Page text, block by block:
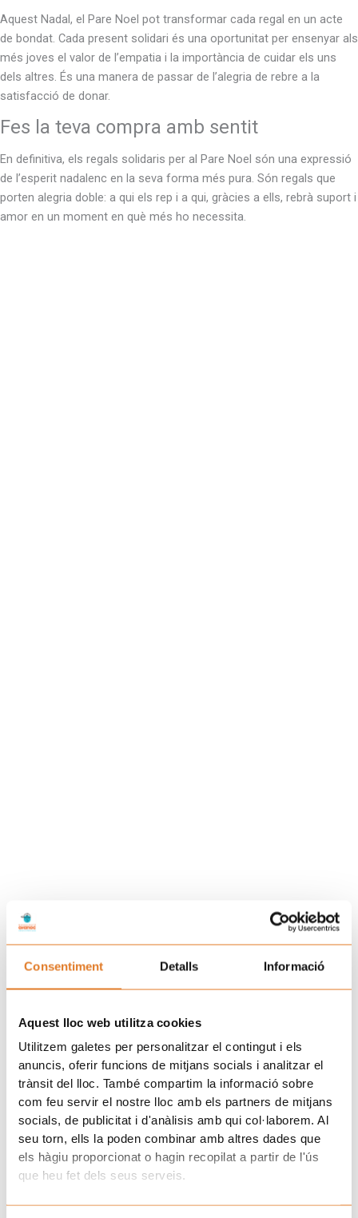
Consentiment Detalls Informació
Aquest lloc web utilitza cookies
Utilitzem galetes per personalitzar el contingut i els
anuncis, oferir funcions de mitjans socials i analitzar el
trànsit del lloc. També compartim la informació sobre
com feu servir el nostre lloc amb els partners de mitjans
socials, de publicitat i d'anàlisis amb qui col·laborem. Al
seu torn, ells la poden combinar amb altres dades que
els hàgiu proporcionat o hagin recopilat a partir de l'ús
que heu fet dels seus serveis.
Aquest Nadal, el Pare Noel pot transformar cada regal en un acte
de bondat. Cada present solidari és una oportunitat per ensenyar als
més joves el valor de l’empatia i la importància de cuidar els uns
dels altres. És una manera de passar de l’alegria de rebre a la
satisfacció de donar.
Fes la teva compra amb sentit
En definitiva, els regals solidaris per al Pare Noel són una expressió
de l’esperit nadalenc en la seva forma més pura. Són regals que
porten alegria doble: a qui els rep i a qui, gràcies a ells, rebrà suport i
amor en un moment en què més ho necessita.